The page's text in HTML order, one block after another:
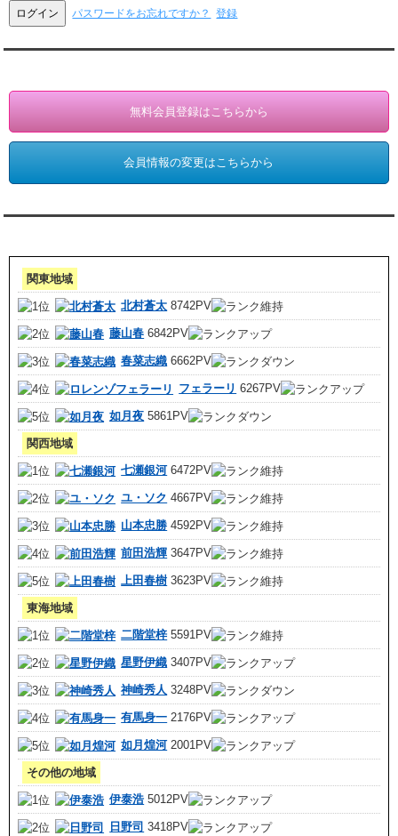
パスワードをお忘れですか？ 登録
無料会員登録はこちらから
会員情報の変更はこちらから
関東地域
北村蒼太 8742PV
藤山春 6842PV
春菜志織 6662PV
フェラーリ 6267PV
如月夜 5861PV
関西地域
七瀬銀河6472PV
ユ・ソク 4667PV
山本忠勝 4592PV
前田浩輝 3647PV
上田春樹 3623PV
東海地域
二階堂梓 5591PV
星野伊織 3407PV
神崎秀人 3248PV
有馬身一 2176PV
如月煌河2001PV
その他の地域
伊泰浩 5012PV
日野司 3418PV